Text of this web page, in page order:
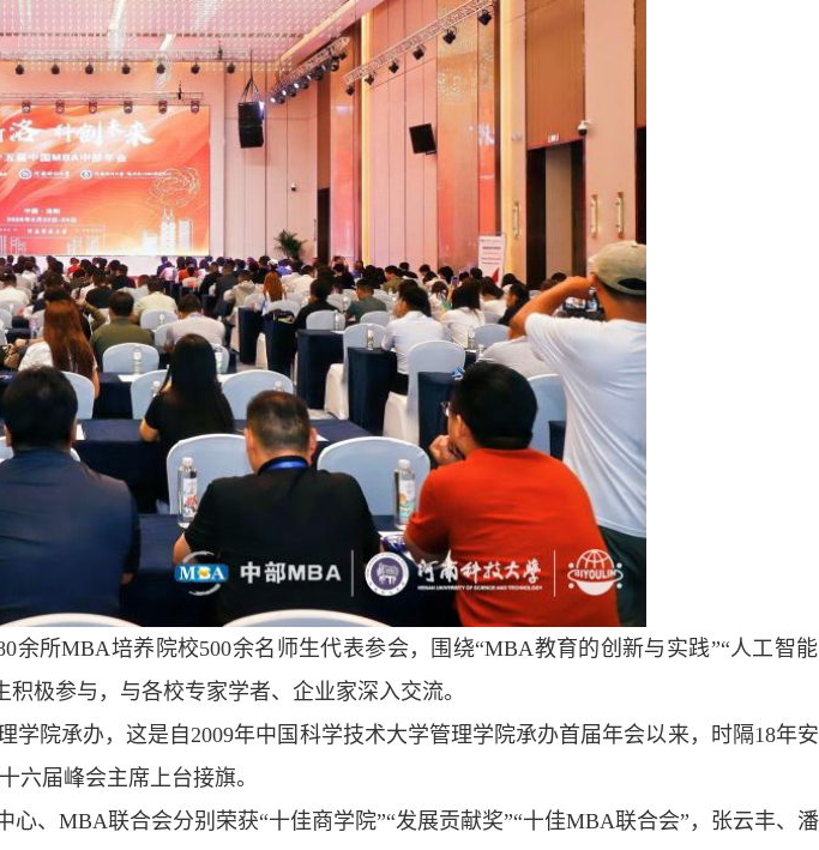
所MBA培养院校500余名师生代表参会，围绕“MBA教育的创新与实践”“人工智
极参与，与各校专家学者、企业家深入交流。
院承办，这是自2009年中国科学技术大学管理学院承办首届年会以来，时隔18年
六届峰会主席上台接旗。
、MBA联合会分别荣获“十佳商学院”“发展贡献奖”“十佳MBA联合会”，张云丰、